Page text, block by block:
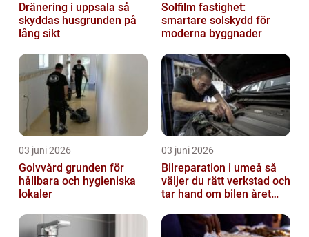
Dränering i uppsala så
skyddas husgrunden på
lång sikt
Solfilm fastighet:
smartare solskydd för
moderna byggnader
03 juni 2026
Golvvård grunden för
hållbara och hygieniska
lokaler
03 juni 2026
Bilreparation i umeå så
väljer du rätt verkstad och
tar hand om bilen året